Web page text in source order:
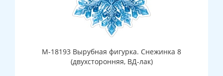
М-18193 Вырубная фигурка. Снежинка 8
(двухсторонняя, ВД-лак)